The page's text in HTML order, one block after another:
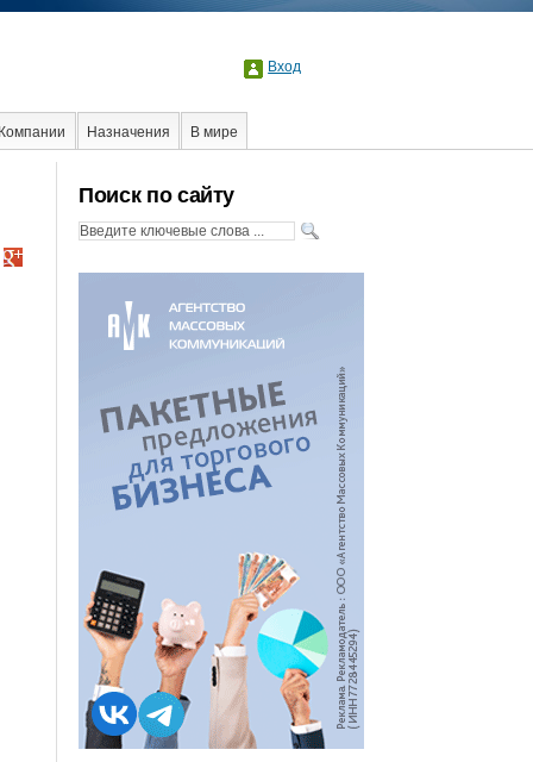
Вход
Компании Назначения
В мире
Поиск по сайту